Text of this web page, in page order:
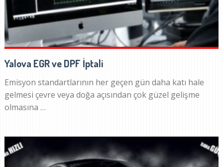
Yalova EGR ve DPF İptali
Emisyon standartlarının her geçen gün daha katı hale
gelmesi çevre veya doğa açısından çok güzel gelişme
olmasına …